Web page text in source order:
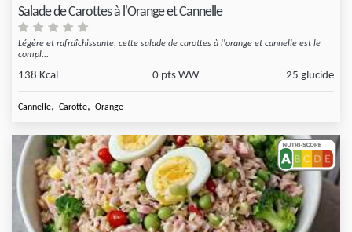
Salade de Carottes à l'Orange et Cannelle
Légère et rafraîchissante, cette salade de carottes à l'orange et cannelle est le
compl...
138 Kcal 0 pts WW 25 glucide
Cannelle, Carotte, Orange